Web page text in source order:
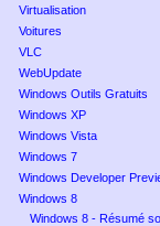
Virtualisation
Voitures
VLC
WebUpdate
Windows Outils Gratuits
Windows XP
Windows Vista
Windows 7
Windows Developer
Windows 8
Windows 8 - Résumé